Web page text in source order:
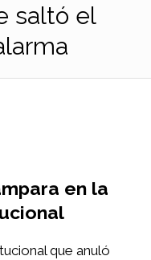
saltó el
en la
que anuló